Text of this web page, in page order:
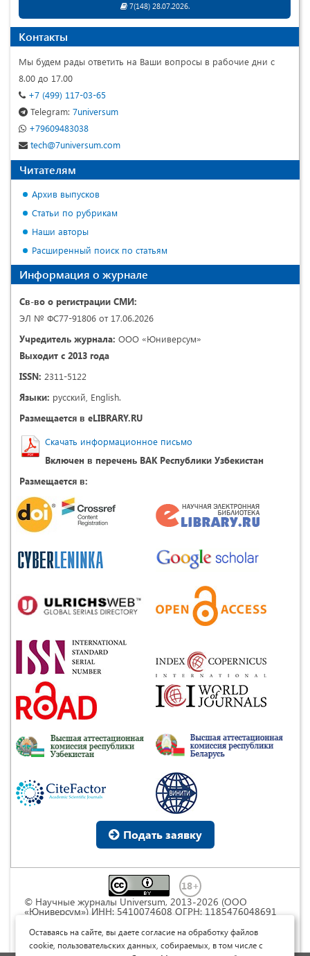
7(148) 28.07.2026.
Контакты
Мы будем рады ответить на Ваши вопросы в рабочие дни с
8.00 до 17.00
+7 (499) 117-03-65
Telegram: 7universum
+79609483038
tech@7universum.com
Читателям
Архив выпусков
Статьи по рубрикам
Наши авторы
Расширенный поиск по статьям
Информация о журнале
Св-во о регистрации СМИ:
ЭЛ № ФС77-91806 от 17.06.2026
Учредитель журнала: ООО «Юниверсум»
Выходит с 2013 года
ISSN: 2311-5122
Языки: русский, English.
Размещается в eLIBRARY.RU
Скачать информационное письмо
Включен в перечень ВАК Республики Узбекистан
Размещается в:
Подать заявку
© Научные журналы Universum, 2013-2026 (ООО
«Юниверсум») ИНН: 5410074608 ОГРН: 1185476048691
Commons « Attribution» («Атрибуция») 4.0
Непортированная
Оставаясь на сайте, вы даете согласие на обработку файлов
cookie, пользовательских данных, собираемых, в том числе с